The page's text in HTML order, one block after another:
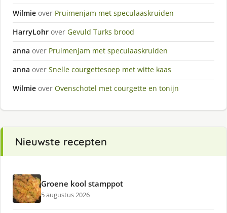
Wilmie over Pruimenjam met speculaaskruiden
HarryLohr over Gevuld Turks brood
anna over Pruimenjam met speculaaskruiden
anna over Snelle courgettesoep met witte kaas
Wilmie over Ovenschotel met courgette en tonijn
Nieuwste recepten
Groene kool stamppot
5 augustus 2026